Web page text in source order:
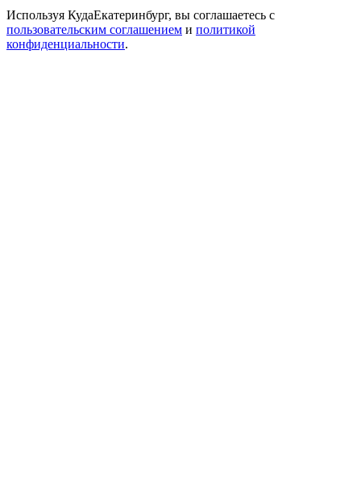
Используя КудаЕкатеринбург, вы соглашаетесь с
пользовательским соглашением и политикой
конфиденциальности.